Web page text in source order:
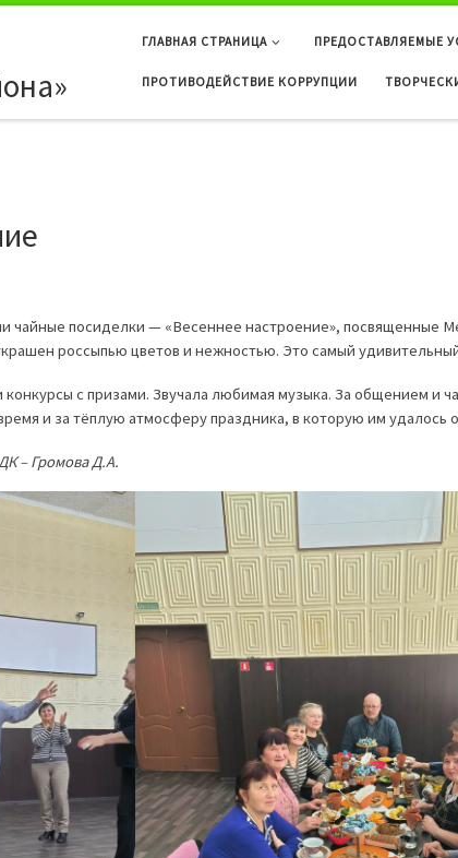
ГЛАВНАЯ СТРАНИЦА ПРЕДОСТАВЛЯЕМЫЕ
ПРОТИВОДЕЙСТВИЕ КОРРУПЦИИ
чайные посиделки — «Весеннее настроение», посвященные
россыпью цветов и нежностью. Это самый
с призами. Звучала любимая музыка. За общением и
и за тёплую атмосферу праздника, в которую им удалось
– Громова Д.А.